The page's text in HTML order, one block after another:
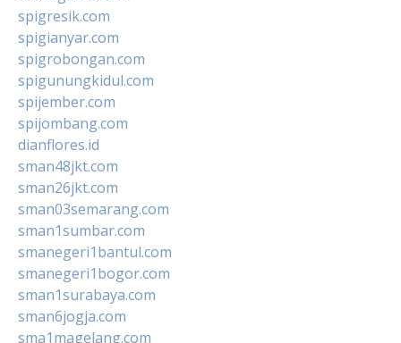
spigresik.com
spigianyar.com
spigrobongan.com
spigunungkidul.com
spijember.com
spijombang.com
dianflores.id
sman48jkt.com
sman26jkt.com
sman03semarang.com
sman1sumbar.com
smanegeri1bantul.com
smanegeri1bogor.com
sman1surabaya.com
sman6jogja.com
sma1magelang.com